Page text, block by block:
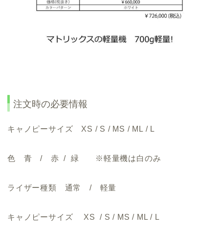
注文時の必要情報
キャノピーサイズ XS / S / MS / ML / L
色 青 / 赤 / 緑 ※軽量機は白のみ
ライザー種類 通常 / 軽量
キャノピーサイズ XS / S / MS / ML / L